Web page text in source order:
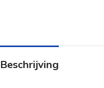
Beschrijving